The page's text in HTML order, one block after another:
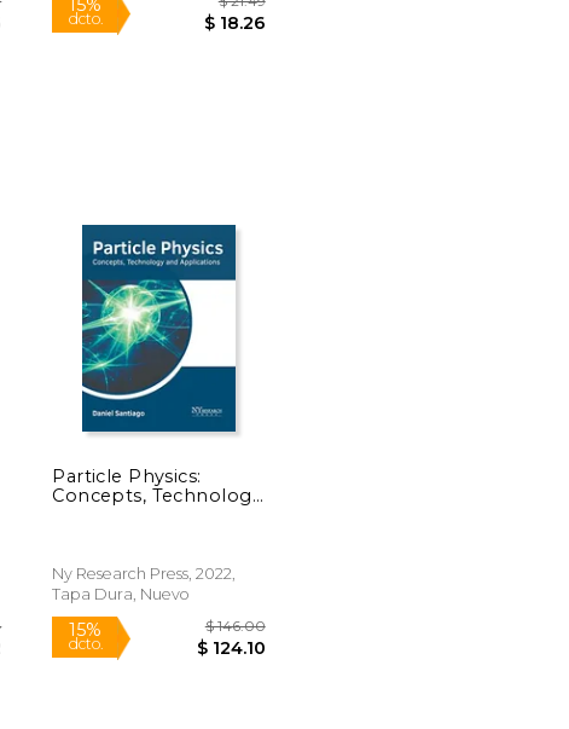
Particle Physics:
Concepts, Technology
Ny Research Press, 2022,
Tapa Dura, Nuevo